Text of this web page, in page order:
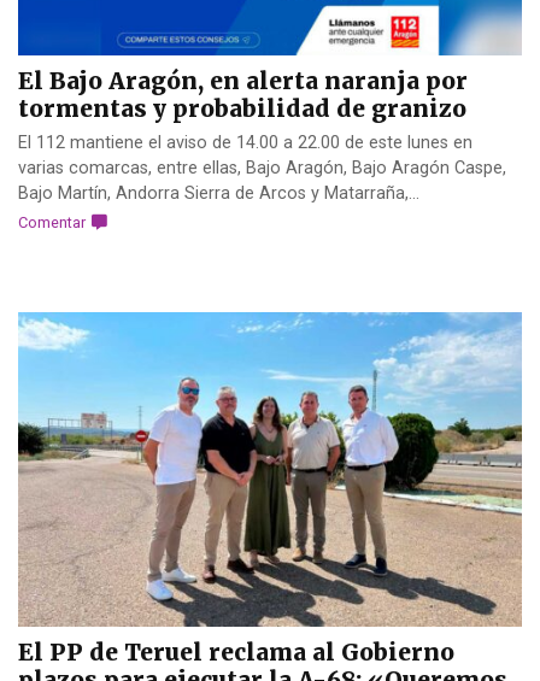
El Bajo Aragón, en alerta naranja por
tormentas y probabilidad de granizo
El 112 mantiene el aviso de 14.00 a 22.00 de este lunes en
varias comarcas, entre ellas, Bajo Aragón, Bajo Aragón Caspe,
Bajo Martín, Andorra Sierra de Arcos y Matarraña,...
Comentar
El PP de Teruel reclama al Gobierno